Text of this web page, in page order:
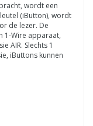
wordt een
(iButton), wordt
de lezer. De
1-Wire apparaat,
AIR. Slechts 1
iButtons kunnen